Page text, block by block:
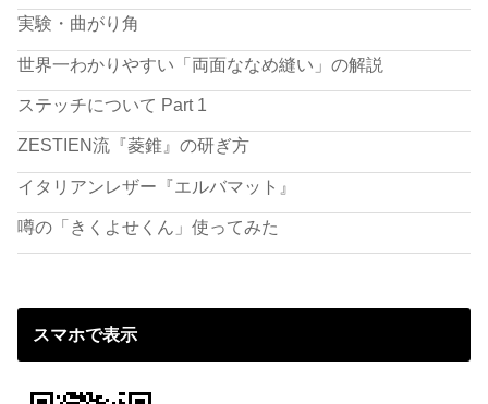
実験・曲がり角
世界一わかりやすい「両面ななめ縫い」の解説
ステッチについて Part 1
ZESTIEN流『菱錐』の研ぎ方
イタリアンレザー『エルバマット』
噂の「きくよせくん」使ってみた
スマホで表示